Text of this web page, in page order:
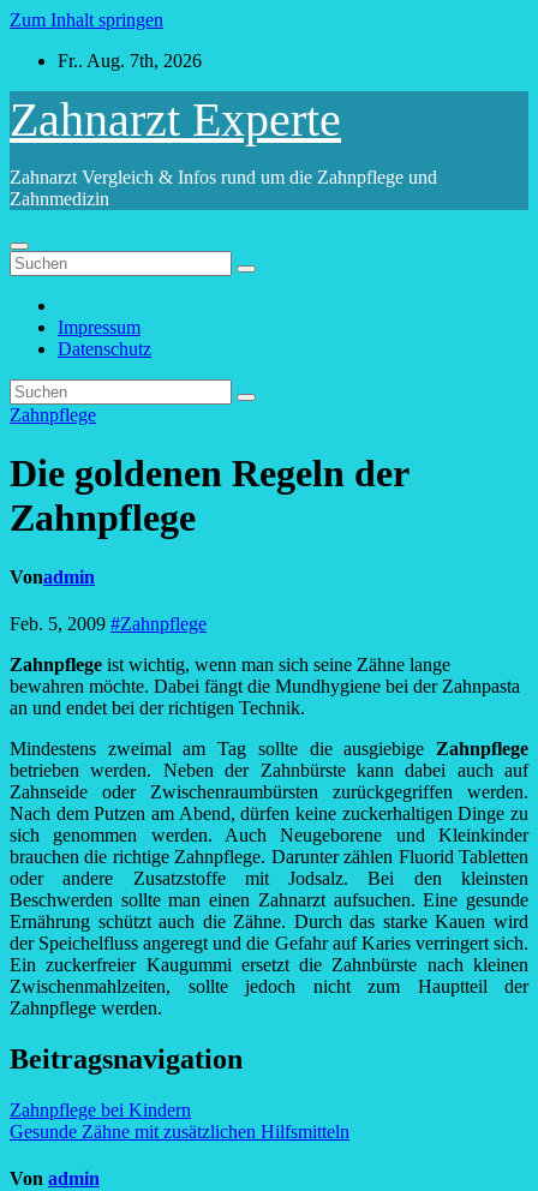
Zum Inhalt springen
Fr.. Aug. 7th, 2026
Zahnarzt Experte
Zahnarzt Vergleich & Infos rund um die Zahnpflege und
Zahnmedizin
Impressum
Datenschutz
Zahnpflege
Die goldenen Regeln der
Zahnpflege
Vonadmin
Feb. 5, 2009 #Zahnpflege
Zahnpflege ist wichtig, wenn man sich seine Zähne lange
bewahren möchte. Dabei fängt die Mundhygiene bei der Zahnpasta
an und endet bei der richtigen Technik.
Mindestens zweimal am Tag sollte die ausgiebige Zahnpflege
betrieben werden. Neben der Zahnbürste kann dabei auch auf
Zahnseide oder Zwischenraumbürsten zurückgegriffen werden.
Nach dem Putzen am Abend, dürfen keine zuckerhaltigen Dinge zu
sich genommen werden. Auch Neugeborene und Kleinkinder
brauchen die richtige Zahnpflege. Darunter zählen Fluorid Tabletten
oder andere Zusatzstoffe mit Jodsalz. Bei den kleinsten
Beschwerden sollte man einen Zahnarzt aufsuchen. Eine gesunde
Ernährung schützt auch die Zähne. Durch das starke Kauen wird
der Speichelfluss angeregt und die Gefahr auf Karies verringert sich.
Ein zuckerfreier Kaugummi ersetzt die Zahnbürste nach kleinen
Zwischenmahlzeiten, sollte jedoch nicht zum Hauptteil der
Zahnpflege werden.
Beitragsnavigation
Zahnpflege bei Kindern
Gesunde Zähne mit zusätzlichen Hilfsmitteln
Von admin